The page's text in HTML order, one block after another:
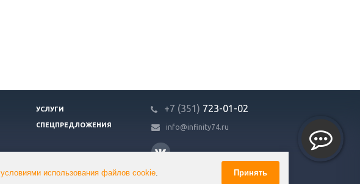
условиями использования файлов cookie. Принять
УСЛУГИ
СПЕЦПРЕДЛОЖЕНИЯ
+7 (351) 723-01-02
info@infinity74.ru